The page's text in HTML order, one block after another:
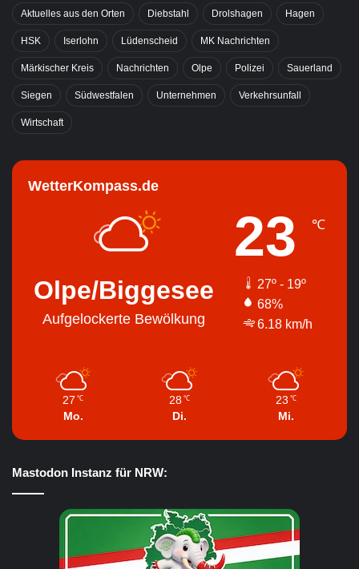
Aktuelles aus den Orten Diebstahl Drolshagen Hagen
HSK Iserlohn Lüdenscheid MK Nachrichten
Märkischer Kreis Nachrichten Olpe Polizei Sauerland
Siegen Südwestfalen Unternehmen Verkehrsunfall
Wirtschaft
WetterKompass.de
Olpe/Biggesee
Aufgelockerte Bewölkung
23 ℃
27º - 19º
68%
6.18 km/h
27 ℃
Mo.
28 ℃
Di.
23 ℃
Mi.
Mastodon Instanz für NRW: